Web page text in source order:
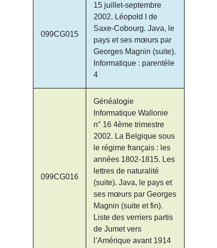
099CG015
15 juillet-septembre
2002. Léopold I de
Saxe-Cobourg. Java, le
pays et ses mœurs par
Georges Magnin (suite).
Informatique : parentèle
4
099CG016
Généalogie
Informatique Wallonie
n° 16 4ème trimestre
2002. La Belgique sous
le régime français : les
années 1802-1815. Les
lettres de naturalité
(suite). Java, le pays et
ses mœurs par Georges
Magnin (suite et fin).
Liste des verriers partis
de Jumet vers
l’Amérique avant 1914